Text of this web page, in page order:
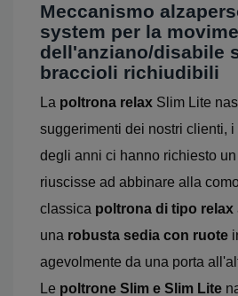
Meccanismo
system per la
dell'anziano/disabile
braccioli richiudibili
La poltrona relax Slim Lite
suggerimenti dei nostri clienti,
degli anni ci hanno richiesto
riuscisse ad abbinare alla
classica poltrona di tipo relax
una robusta sedia con ruote
agevolmente da una porta
Le poltrone Slim e Slim Lite